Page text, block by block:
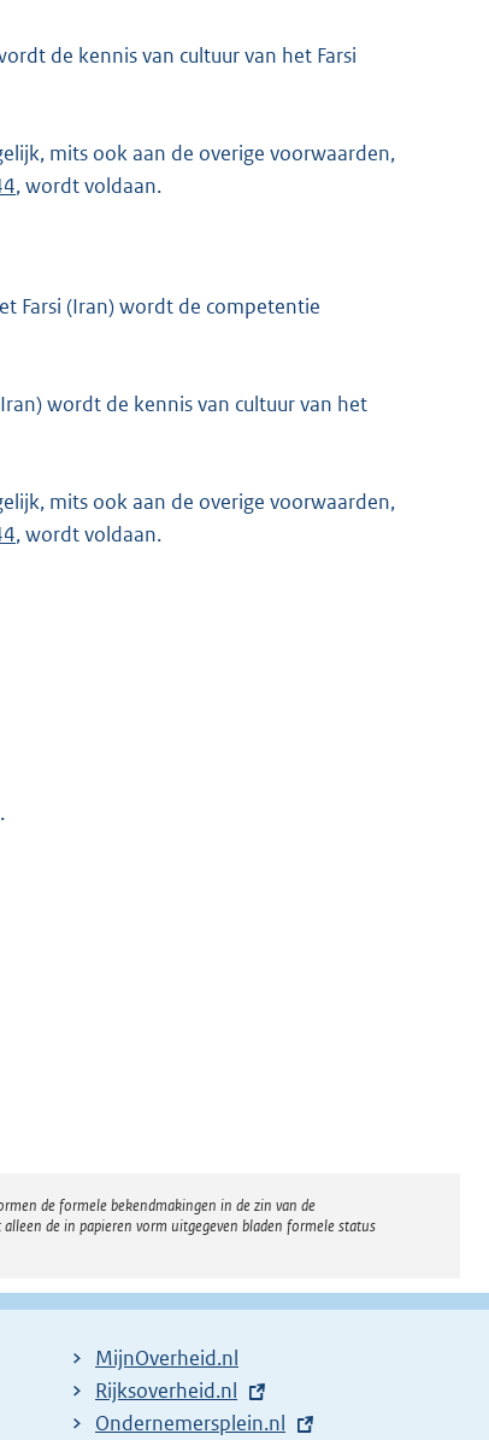
de kennis van cultuur van het Farsi
mits ook aan de overige voorwaarden,
, wordt voldaan.
Farsi (Iran) wordt de competentie
wordt de kennis van cultuur van het
mits ook aan de overige voorwaarden,
, wordt voldaan.
de formele bekendmakingen in de zin van de
de in papieren vorm uitgegeven bladen formele status
MijnOverheid.nl
E
x
Rijksoverheid.nl
E
Ondernemersplein.nl